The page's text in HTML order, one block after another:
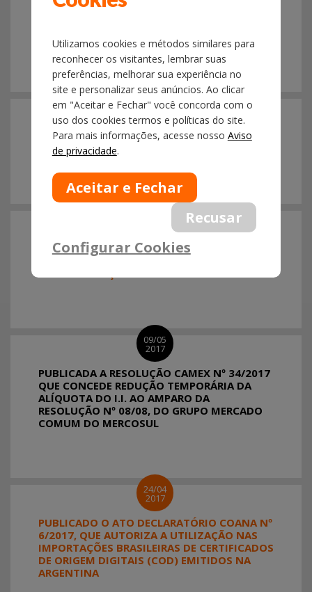
RFB DE 16 A 18 DE MAIO
12/05
2017
ATUALIZAÇÃO A RESPEITO DA MOBILIZAÇÃO
DOS FISCAIS DA RECEITA FEDERAL
AUDITORES FISCAIS DA RECEITA FEDERAL
09/05
2017
PUBLICADA A RESOLUÇÃO CAMEX Nº 34/2017
QUE CONCEDE REDUÇÃO TEMPORÁRIA DA
ALÍQUOTA DO I.I. AO AMPARO DA
RESOLUÇÃO Nº 08/08, DO GRUPO MERCADO
COMUM DO MERCOSUL
24/04
2017
PUBLICADO O ATO DECLARATÓRIO COANA Nº
6/2017, QUE AUTORIZA A UTILIZAÇÃO NAS
IMPORTAÇÕES BRASILEIRAS DE CERTIFICADOS
DE ORIGEM DIGITAIS (COD) EMITIDOS NA
ARGENTINA
Utilizamos cookies e métodos similares para
reconhecer os visitantes, lembrar suas
preferências, melhorar sua experiência no
site e personalizar seus anúncios. Ao clicar
em "Aceitar e Fechar" você concorda com o
uso dos cookies termos e políticas do site.
Para mais informações, acesse nosso Aviso
de privacidade.
Configurar Cookies